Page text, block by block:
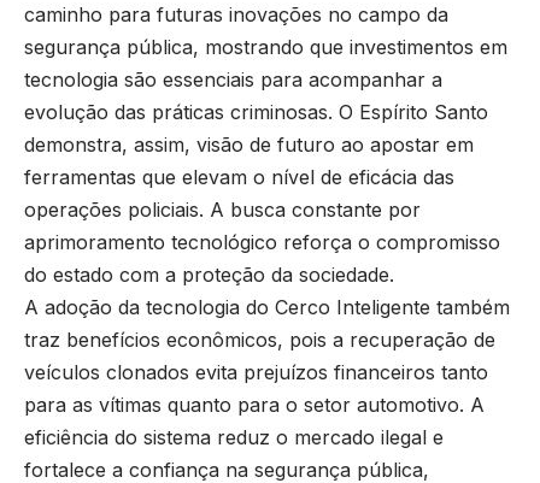
caminho para futuras inovações no campo da
segurança pública, mostrando que investimentos em
tecnologia são essenciais para acompanhar a
evolução das práticas criminosas. O Espírito Santo
demonstra, assim, visão de futuro ao apostar em
ferramentas que elevam o nível de eficácia das
operações policiais. A busca constante por
aprimoramento tecnológico reforça o compromisso
do estado com a proteção da sociedade.
A adoção da tecnologia do Cerco Inteligente também
traz benefícios econômicos, pois a recuperação de
veículos clonados evita prejuízos financeiros tanto
para as vítimas quanto para o setor automotivo. A
eficiência do sistema reduz o mercado ilegal e
fortalece a confiança na segurança pública,